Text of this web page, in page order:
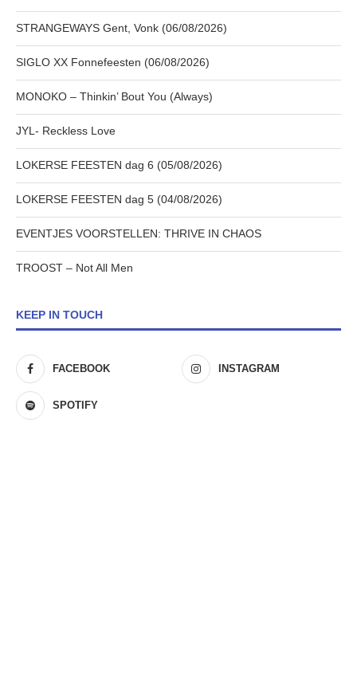
STRANGEWAYS Gent, Vonk (06/08/2026)
SIGLO XX Fonnefeesten (06/08/2026)
MONOKO – Thinkin’ Bout You (Always)
JYL- Reckless Love
LOKERSE FEESTEN dag 6 (05/08/2026)
LOKERSE FEESTEN dag 5 (04/08/2026)
EVENTJES VOORSTELLEN: THRIVE IN CHAOS
TROOST – Not All Men
KEEP IN TOUCH
FACEBOOK INSTAGRAM
SPOTIFY